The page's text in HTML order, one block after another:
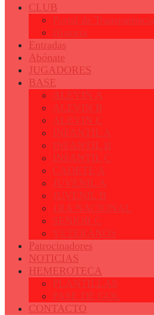
CLUB
Portal de Transparencia
Historia
Entradas
Abónate
JUGADORES
BASE
ALEVIN A
ALEVIN B
ALEVIN C
INFANTIL A
INFANTIL B
INFANTIL C
CADETE A
JUVENIL A
JUVENIL B
1RA NACIONAL
SENIOR C
VETERANOS
Patrocinadores
NOTICIAS
HEMEROTECA
PLANTILLAS
PASE DE GOL
CONTACTO